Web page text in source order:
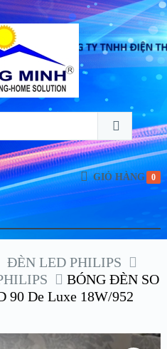
GIỎ HÀNG 0
ĐÈN LED PHILIPS
BÓNG ĐÈN SO
90 De Luxe 18W/952